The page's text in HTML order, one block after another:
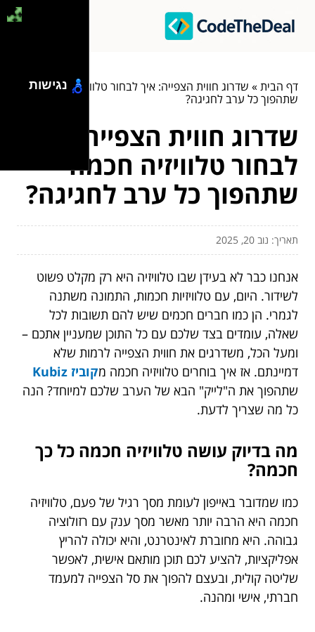
דף הבית» שדרוג חווית הצפייה: איך לבחור טלוויזיה חכמה
שתהפוך כל ערב לחגיגה?
שדרוג חווית הצפייה: איך
לבחור טלוויזיה חכמה
שתהפוך כל ערב לחגיגה?
תאריך: נוב 20, 2025
אנחנו כבר לא בעידן שבו טלוויזיה היא רק מקלט פשוט
לשידור. היום, עם טלוויזיות חכמות, התמונה משתנה
לגמרי. הן כמו חברים חכמים שיש להם תשובות לכל
שאלה, עומדים בצד שלכם עם כל התוכן שמעניין אתכם –
ומעל הכל, משדרגים את חווית הצפייה לרמות שלא
דמיינתם. אז איך בוחרים טלוויזיה חכמה מקוביז Kubiz
שתהפוך את ה"לייק" הבא של הערב שלכם למיוחד? הנה
כל מה שצריך לדעת.
מה בדיוק עושה טלוויזיה חכמה כל כך
חכמה?
כמו שמדובר באייפון לעומת מסך רגיל של פעם, טלוויזיה
חכמה היא הרבה יותר מאשר מסך ענק עם רזולוציה
גבוהה. היא מחוברת לאינטרנט, והיא יכולה להריץ
אפליקציות, להציע לכם תוכן מותאם אישית, לאפשר
שליטה קולית, ובעצם להפוך את סל הצפייה למעמד
חברתי, אישי ומהנה.
נגישות